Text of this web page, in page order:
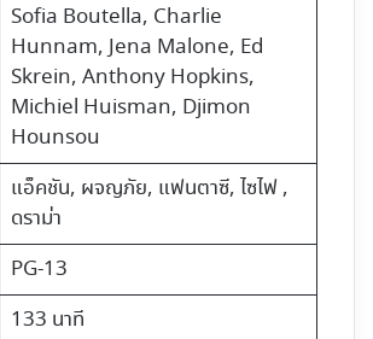
Sofia Boutella, Charlie
Hunnam, Jena Malone, Ed
Skrein, Anthony Hopkins,
Michiel Huisman, Djimon
Hounsou
แอ็คชัน,​ ผจญภัย, แฟนตาซี, ไซไฟ ,
ดราม่า
PG-13
133 นาที